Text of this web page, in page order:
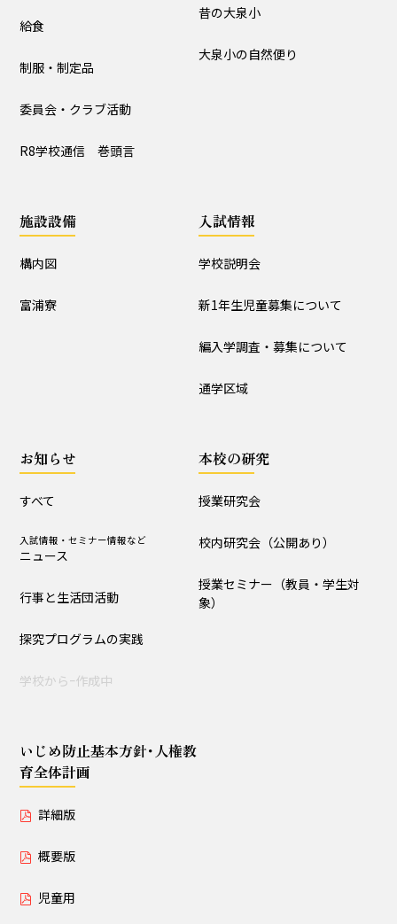
大泉小の自然便り
構内図 富浦寮
すべて 入試情報・セミナー情報など
学校からｰ作成中
いじめ防止基本方針･人権教育全体計画
詳細版
児童用
給食
制服・制定品
委員会・クラブ活動
R8学校通信 巻頭言
昔の大泉小
大泉小の自然便り
施設設備
構内図
富浦寮
入試情報
学校説明会
新1年生児童募集について
編入学調査・募集について
通学区域
お知らせ
すべて
入試情報・セミナー情報など
ニュース
行事と生活団活動
探究プログラムの実践
学校からｰ作成中
本校の研究
授業研究会
校内研究会（公開あり）
授業セミナー（教員・学生対
象）
いじめ防止基本方針･人権教
育全体計画
詳細版
概要版
児童用